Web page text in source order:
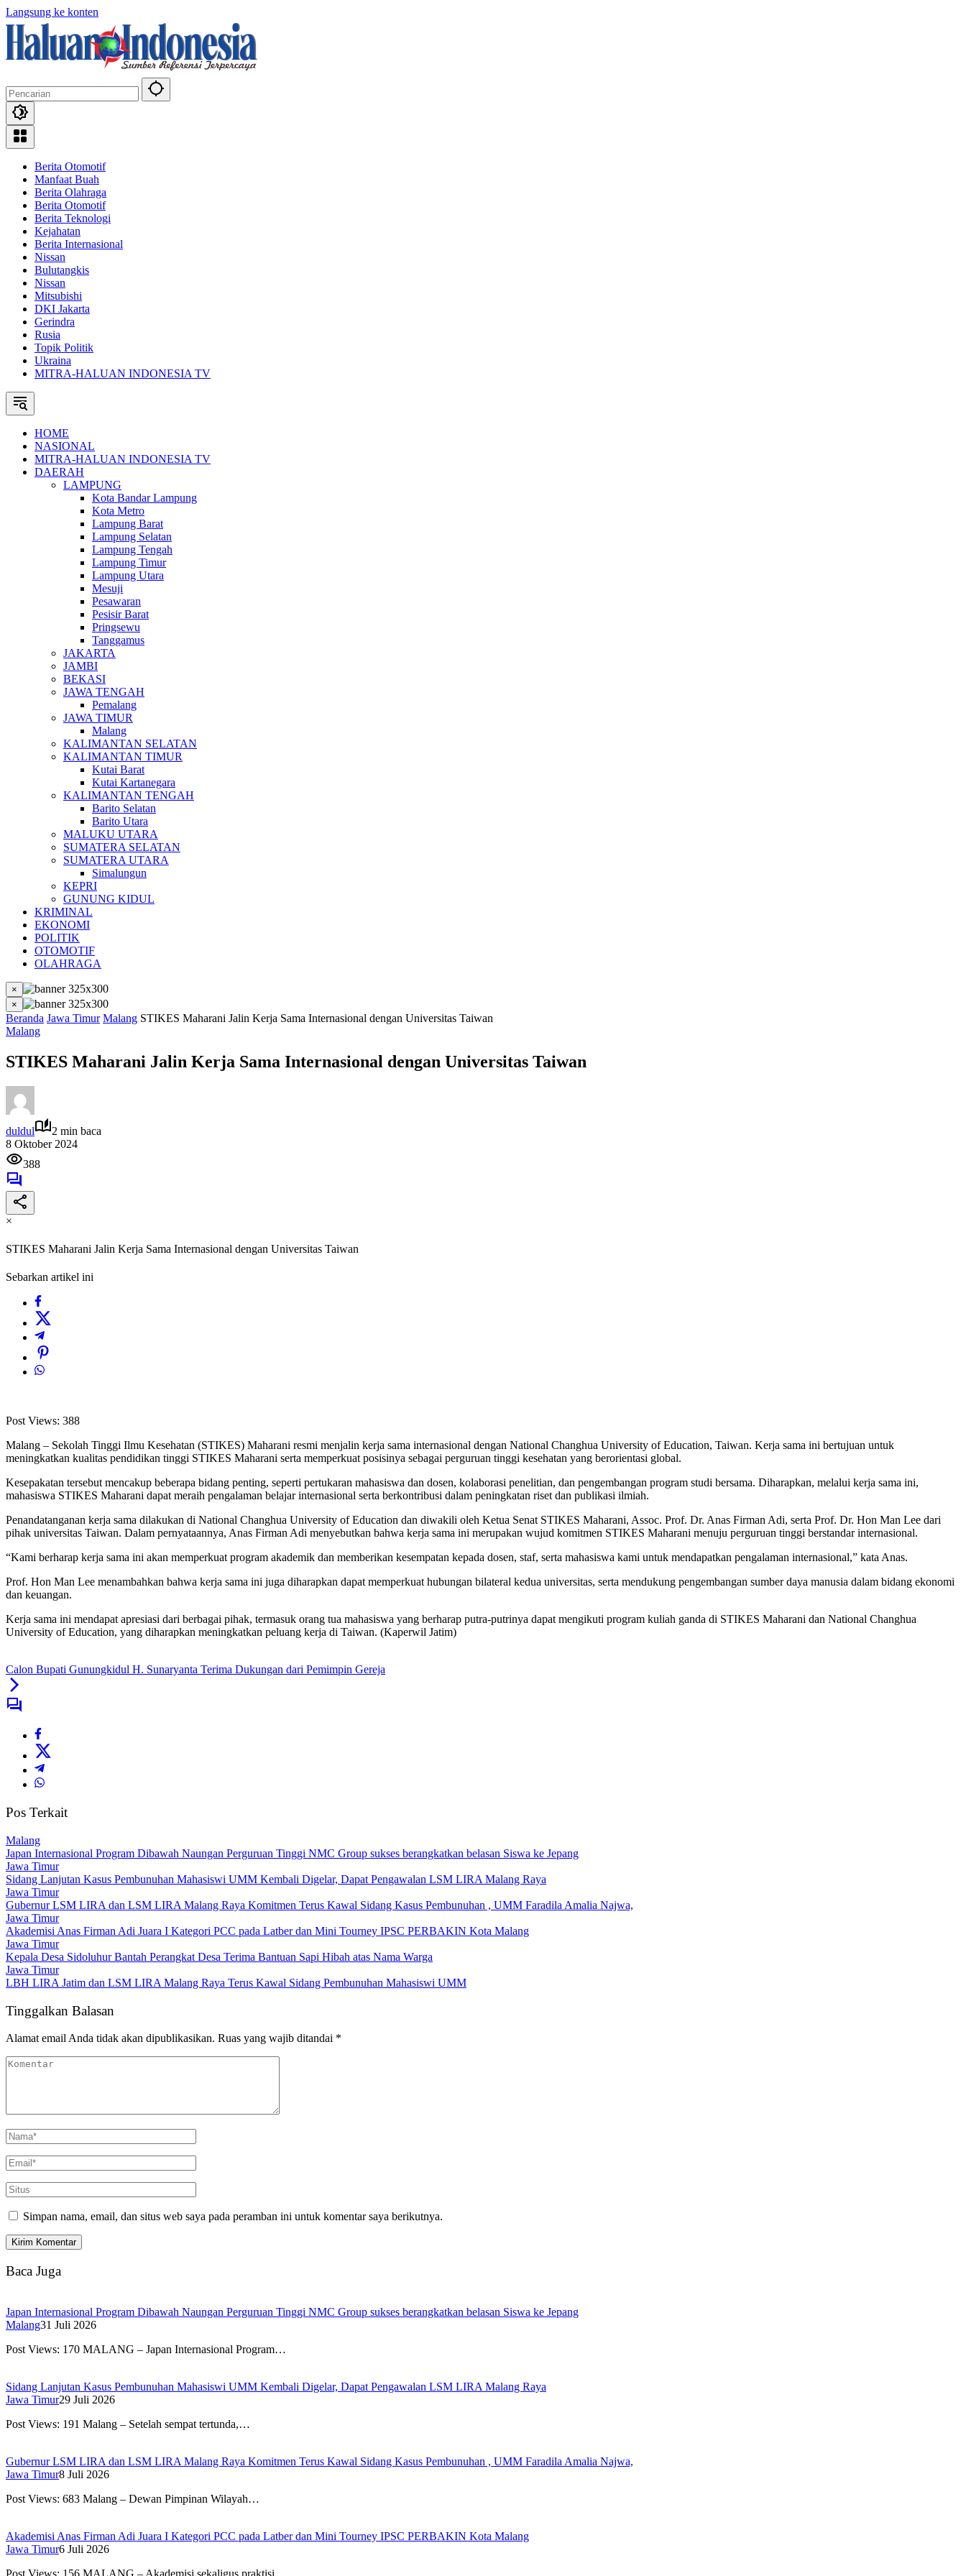
Langsung ke konten
Berita Otomotif
Manfaat Buah
Berita Olahraga
Berita Otomotif
Berita Teknologi
Kejahatan
Berita Internasional
Nissan
Bulutangkis
Nissan
Mitsubishi
DKI Jakarta
Gerindra
Rusia
Topik Politik
Ukraina
MITRA-HALUAN INDONESIA TV
HOME
NASIONAL
MITRA-HALUAN INDONESIA TV
DAERAH
LAMPUNG
Kota Bandar Lampung
Kota Metro
Lampung Barat
Lampung Selatan
Lampung Tengah
Lampung Timur
Lampung Utara
Mesuji
Pesawaran
Pesisir Barat
Pringsewu
Tanggamus
JAKARTA
JAMBI
BEKASI
JAWA TENGAH
Pemalang
JAWA TIMUR
Malang
KALIMANTAN SELATAN
KALIMANTAN TIMUR
Kutai Barat
Kutai Kartanegara
KALIMANTAN TENGAH
Barito Selatan
Barito Utara
MALUKU UTARA
SUMATERA SELATAN
SUMATERA UTARA
Simalungun
KEPRI
GUNUNG KIDUL
KRIMINAL
EKONOMI
POLITIK
OTOMOTIF
OLAHRAGA
×
×
Beranda Jawa Timur Malang STIKES Maharani Jalin Kerja Sama Internasional dengan Universitas Taiwan
Malang
STIKES Maharani Jalin Kerja Sama Internasional dengan Universitas Taiwan
duldul
2 min baca
8 Oktober 2024
388
×
STIKES Maharani Jalin Kerja Sama Internasional dengan Universitas Taiwan
Sebarkan artikel ini
Post Views: 388
Malang – Sekolah Tinggi Ilmu Kesehatan (STIKES) Maharani resmi menjalin kerja sama internasional dengan National Changhua University of Education, Taiwan. Kerja sama ini bertujuan untuk
meningkatkan kualitas pendidikan tinggi STIKES Maharani serta memperkuat posisinya sebagai perguruan tinggi kesehatan yang berorientasi global.
Kesepakatan tersebut mencakup beberapa bidang penting, seperti pertukaran mahasiswa dan dosen, kolaborasi penelitian, dan pengembangan program studi bersama. Diharapkan, melalui kerja sama ini,
mahasiswa STIKES Maharani dapat meraih pengalaman belajar internasional serta berkontribusi dalam peningkatan riset dan publikasi ilmiah.
Penandatanganan kerja sama dilakukan di National Changhua University of Education dan diwakili oleh Ketua Senat STIKES Maharani, Assoc. Prof. Dr. Anas Firman Adi, serta Prof. Dr. Hon Man Lee dari
pihak universitas Taiwan. Dalam pernyataannya, Anas Firman Adi menyebutkan bahwa kerja sama ini merupakan wujud komitmen STIKES Maharani menuju perguruan tinggi berstandar internasional.
“Kami berharap kerja sama ini akan memperkuat program akademik dan memberikan kesempatan kepada dosen, staf, serta mahasiswa kami untuk mendapatkan pengalaman internasional,” kata Anas.
Prof. Hon Man Lee menambahkan bahwa kerja sama ini juga diharapkan dapat memperkuat hubungan bilateral kedua universitas, serta mendukung pengembangan sumber daya manusia dalam bidang ekonomi
dan keuangan.
Kerja sama ini mendapat apresiasi dari berbagai pihak, termasuk orang tua mahasiswa yang berharap putra-putrinya dapat mengikuti program kuliah ganda di STIKES Maharani dan National Changhua
University of Education, yang diharapkan meningkatkan peluang kerja di Taiwan. (Kaperwil Jatim)
Calon Bupati Gunungkidul H. Sunaryanta Terima Dukungan dari Pemimpin Gereja
Pos Terkait
Malang
Japan Internasional Program Dibawah Naungan Perguruan Tinggi NMC Group sukses berangkatkan belasan Siswa ke Jepang
Jawa Timur
Sidang Lanjutan Kasus Pembunuhan Mahasiswi UMM Kembali Digelar, Dapat Pengawalan LSM LIRA Malang Raya
Jawa Timur
Gubernur LSM LIRA dan LSM LIRA Malang Raya Komitmen Terus Kawal Sidang Kasus Pembunuhan , UMM Faradila Amalia Najwa,
Jawa Timur
Akademisi Anas Firman Adi Juara I Kategori PCC pada Latber dan Mini Tourney IPSC PERBAKIN Kota Malang
Jawa Timur
Kepala Desa Sidoluhur Bantah Perangkat Desa Terima Bantuan Sapi Hibah atas Nama Warga
Jawa Timur
LBH LIRA Jatim dan LSM LIRA Malang Raya Terus Kawal Sidang Pembunuhan Mahasiswi UMM
Tinggalkan Balasan
Alamat email Anda tidak akan dipublikasikan. Ruas yang wajib ditandai *
Simpan nama, email, dan situs web saya pada peramban ini untuk komentar saya berikutnya.
Baca Juga
Japan Internasional Program Dibawah Naungan Perguruan Tinggi NMC Group sukses berangkatkan belasan Siswa ke Jepang
Malang31 Juli 2026
Post Views: 170 MALANG – Japan Internasional Program…
Sidang Lanjutan Kasus Pembunuhan Mahasiswi UMM Kembali Digelar, Dapat Pengawalan LSM LIRA Malang Raya
Jawa Timur29 Juli 2026
Post Views: 191 Malang – Setelah sempat tertunda,…
Gubernur LSM LIRA dan LSM LIRA Malang Raya Komitmen Terus Kawal Sidang Kasus Pembunuhan , UMM Faradila Amalia Najwa,
Jawa Timur8 Juli 2026
Post Views: 683 Malang – Dewan Pimpinan Wilayah…
Akademisi Anas Firman Adi Juara I Kategori PCC pada Latber dan Mini Tourney IPSC PERBAKIN Kota Malang
Jawa Timur6 Juli 2026
Post Views: 156 MALANG – Akademisi sekaligus praktisi…